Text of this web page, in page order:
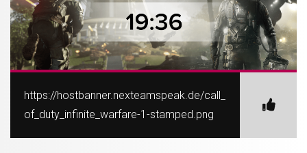
https://hostbanner.nexteamspeak.de/call_
of_duty_infinite_warfare-1-stamped.png